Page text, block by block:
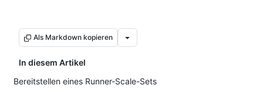
Als Markdown kopieren
In diesem Artikel
Bereitstellen eines Runner-Scale-Sets